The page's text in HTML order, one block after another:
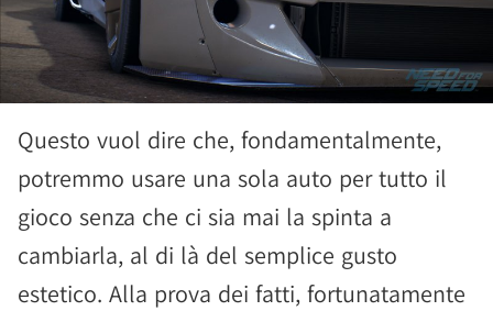
Questo vuol dire che, fondamentalmente,
potremmo usare una sola auto per tutto il
gioco senza che ci sia mai la spinta a
cambiarla, al di là del semplice gusto
estetico. Alla prova dei fatti, fortunatamente